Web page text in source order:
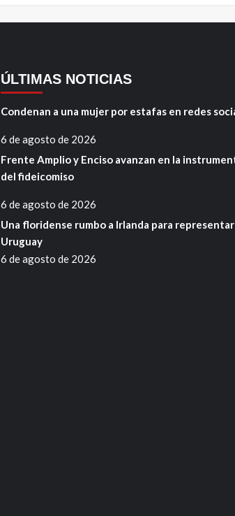
ÚLTIMAS NOTICIAS
Condenan a una mujer por estafas en redes
6 de agosto de 2026
Frente Amplio y Enciso avanzan en la
del fideicomiso
6 de agosto de 2026
Una floridense rumbo a Irlanda para representar
Uruguay
6 de agosto de 2026